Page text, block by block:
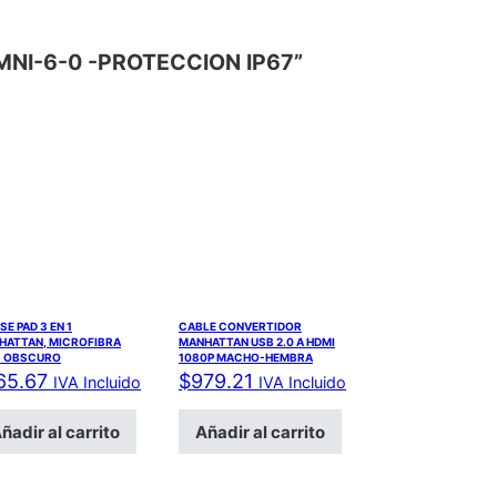
6-0 -PROTECCION IP67”
PAD 3 EN 1
MICROFIBRA
OBSCURO
IVA Incluido
al carrito
CABLE CONVERTIDOR
MANHATTAN USB 2.0 A HDMI
1080P MACHO-HEMBRA
$979.21 IVA Incluido
Añadir al carrito